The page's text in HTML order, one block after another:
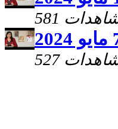
مشاهدات
مشاهدات